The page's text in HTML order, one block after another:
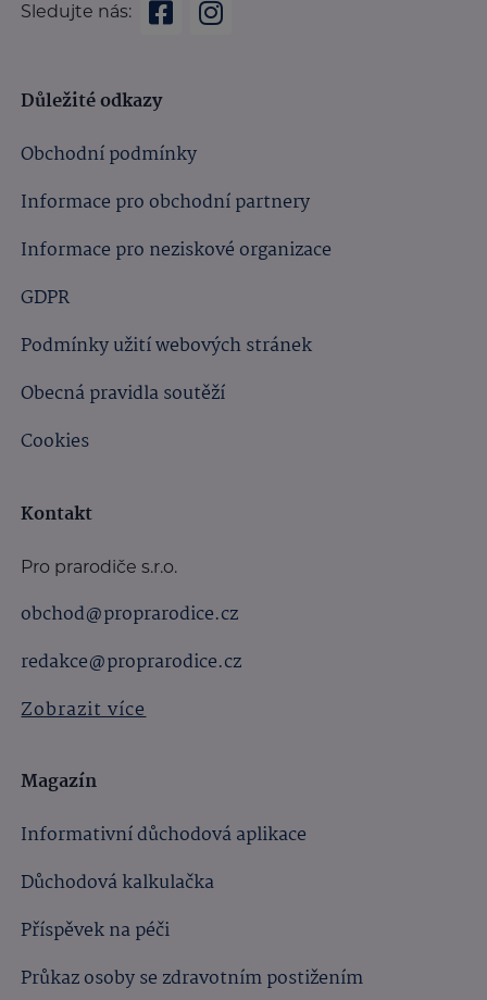
Sledujte nás:
Důležité odkazy
Obchodní podmínky
Informace pro obchodní partnery
Informace pro neziskové organizace
GDPR
Podmínky užití webových stránek
Obecná pravidla soutěží
Cookies
Kontakt
Pro prarodiče s.r.o.
obchod@proprarodice.cz
redakce@proprarodice.cz
Zobrazit více
Magazín
Informativní důchodová aplikace
Důchodová kalkulačka
Příspěvek na péči
Průkaz osoby se zdravotním postižením